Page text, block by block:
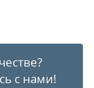
с нами!